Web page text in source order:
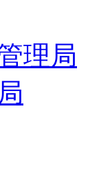
理局